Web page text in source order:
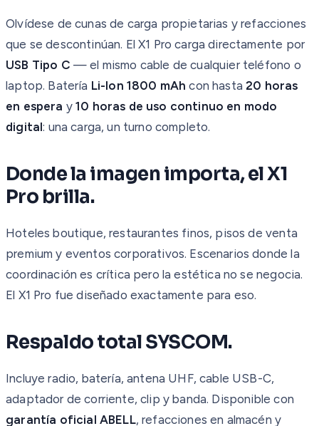
Olvídese de cunas de carga propietarias y refacciones
que se descontinúan. El X1 Pro carga directamente por
USB Tipo C — el mismo cable de cualquier teléfono o
laptop. Batería Li-Ion 1800 mAh con hasta20 horas
en espera y10 horas de uso continuo en modo
digital: una carga, un turno completo.
Donde la imagen importa, el X1
Pro brilla.
Hoteles boutique, restaurantes finos, pisos de venta
premium y eventos corporativos. Escenarios donde la
coordinación es crítica pero la estética no se negocia.
El X1 Pro fue diseñado exactamente para eso.
Respaldo total SYSCOM.
Incluye radio, batería, antena UHF, cable USB-C,
adaptador de corriente, clip y banda. Disponible con
garantía oficial ABELL, refacciones en almacén y